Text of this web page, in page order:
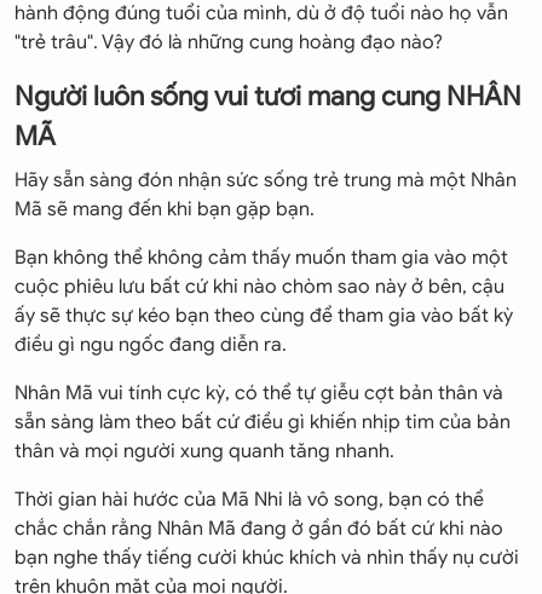
hành động đúng tuổi của mình, dù ở độ tuổi nào họ vẫn
"trẻ trâu". Vậy đó là những cung hoàng đạo nào?
Người luôn sống vui tươi mang cung NHÂN
MÃ
Hãy sẵn sàng đón nhận sức sống trẻ trung mà một Nhân
Mã sẽ mang đến khi bạn gặp bạn.
Bạn không thể không cảm thấy muốn tham gia vào một
cuộc phiêu lưu bất cứ khi nào chòm sao này ở bên, cậu
ấy sẽ thực sự kéo bạn theo cùng để tham gia vào bất kỳ
điều gì ngu ngốc đang diễn ra.
Nhân Mã vui tính cực kỳ, có thể tự giễu cợt bản thân và
sẵn sàng làm theo bất cứ điều gì khiến nhịp tim của bản
thân và mọi người xung quanh tăng nhanh.
Thời gian hài hước của Mã Nhi là vô song, bạn có thể
chắc chắn rằng Nhân Mã đang ở gần đó bất cứ khi nào
bạn nghe thấy tiếng cười khúc khích và nhìn thấy nụ cười
trên khuôn mặt của mọi người.